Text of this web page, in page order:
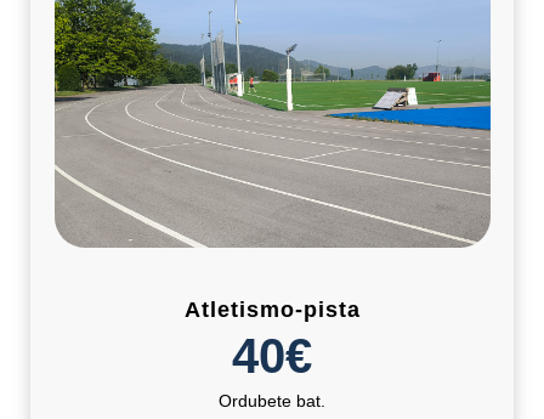
Atletismo-pista
40€
Ordubete bat.